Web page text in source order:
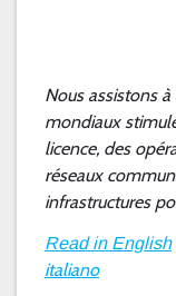
Nous assistons
mondiaux
licence, des
réseaux
infrastructures
Read in English
italiano